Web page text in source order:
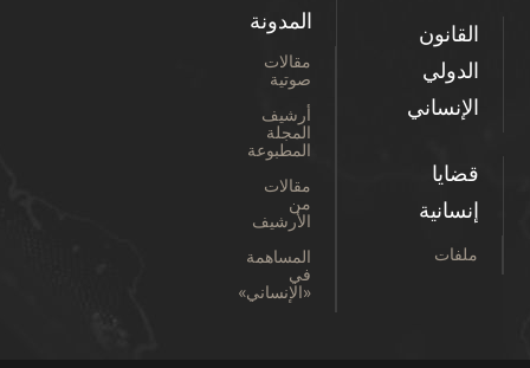
القانون
الدولي
الإنساني
قضايا
إنسانية
ملفات
المدونة
مقالات
صوتية
أرشيف
المجلة
المطبوعة
مقالات
من
الأرشيف
المساهمة
في
«الإنساني»